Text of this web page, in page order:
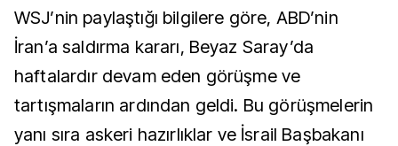
WSJ’nin paylaştığı bilgilere göre, ABD’nin
İran’a saldırma kararı, Beyaz Saray’da
haftalardır devam eden görüşme ve
tartışmaların ardından geldi. Bu görüşmelerin
yanı sıra askeri hazırlıklar ve İsrail Başbakanı